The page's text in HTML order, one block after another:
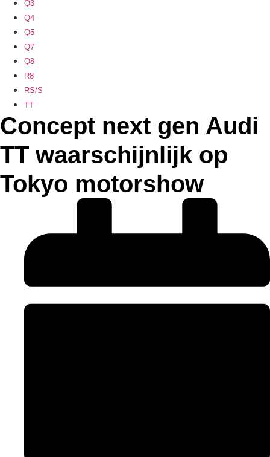
Q3
Q4
Q5
Q7
Q8
R8
RS/S
TT
Concept next gen Audi
TT waarschijnlijk op
Tokyo motorshow